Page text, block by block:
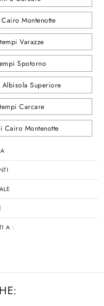
Montenotte
Varazze
Spotorno
Albisola Superiore
Carcare
Cairo Montenotte
A :